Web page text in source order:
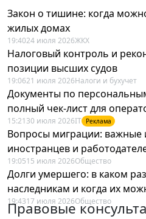
Закон о тишине: когда
жилых домах
19:4024 июля 2026ЖКХ
Налоговый контроль и
позиции высших судов
19:0621 июля 2026Налоги и бухучет
Документы по
полный чек-лист для
15:21 30 июля 2026IT Реклама
Вопросы миграции: важные
иностранцев и
19:0515 июля 2026Общество
Долги умершего: в каком
наследникам и когда их
19:4317 июля 2026Общество
Правовые